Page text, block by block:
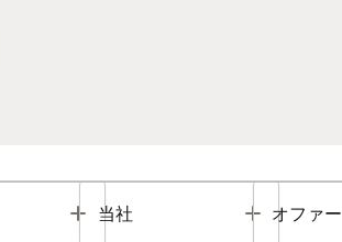
Toggle
当社 Toggle
オファー